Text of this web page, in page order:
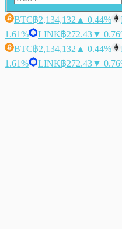
BTC฿2,134,132 ▲ 0.44%
1.61%
LINK฿272.43▼
BTC฿2,134,132 ▲ 0.44%
1.61%
LINK฿272.43▼